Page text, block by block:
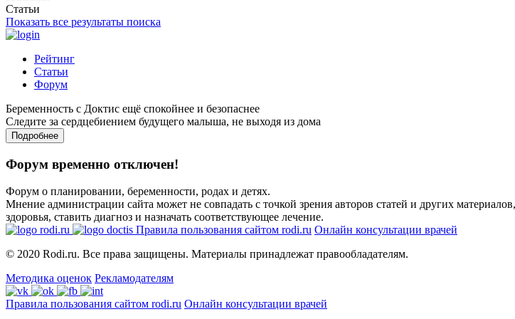
Статьи
Показать все результаты поиска
Рейтинг
Статьи
Форум
Беременность с Доктис ещё спокойнее и безопаснее
Следите за сердцебиением будущего малыша, не выходя из дома
Подробнее
Форум временно отключен!
Форум о планировании, беременности, родах и детях.
Мнение администрации сайта может не совпадать с точкой зрения авторов статей и других
здоровья, ставить диагноз и назначать соответствующее лечение.
Правила пользования сайтом rodi.ru Онлайн консультации врачей
© 2020 Rodi.ru. Все права защищены. Материалы принадлежат правообладателям.
Методика оценок Рекламодателям
Правила пользования сайтом rodi.ru Онлайн консультации врачей